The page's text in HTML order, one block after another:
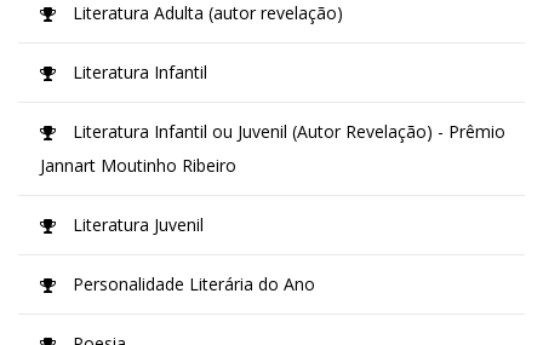
Literatura Adulta (autor revelação)
Literatura Infantil
Literatura Infantil ou Juvenil (Autor Revelação) - Prêmio
Jannart Moutinho Ribeiro
Literatura Juvenil
Personalidade Literária do Ano